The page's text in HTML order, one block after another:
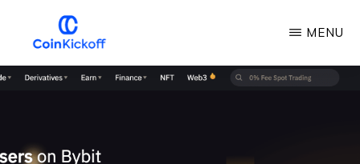
konten
KICKOFF
COIN
MENU